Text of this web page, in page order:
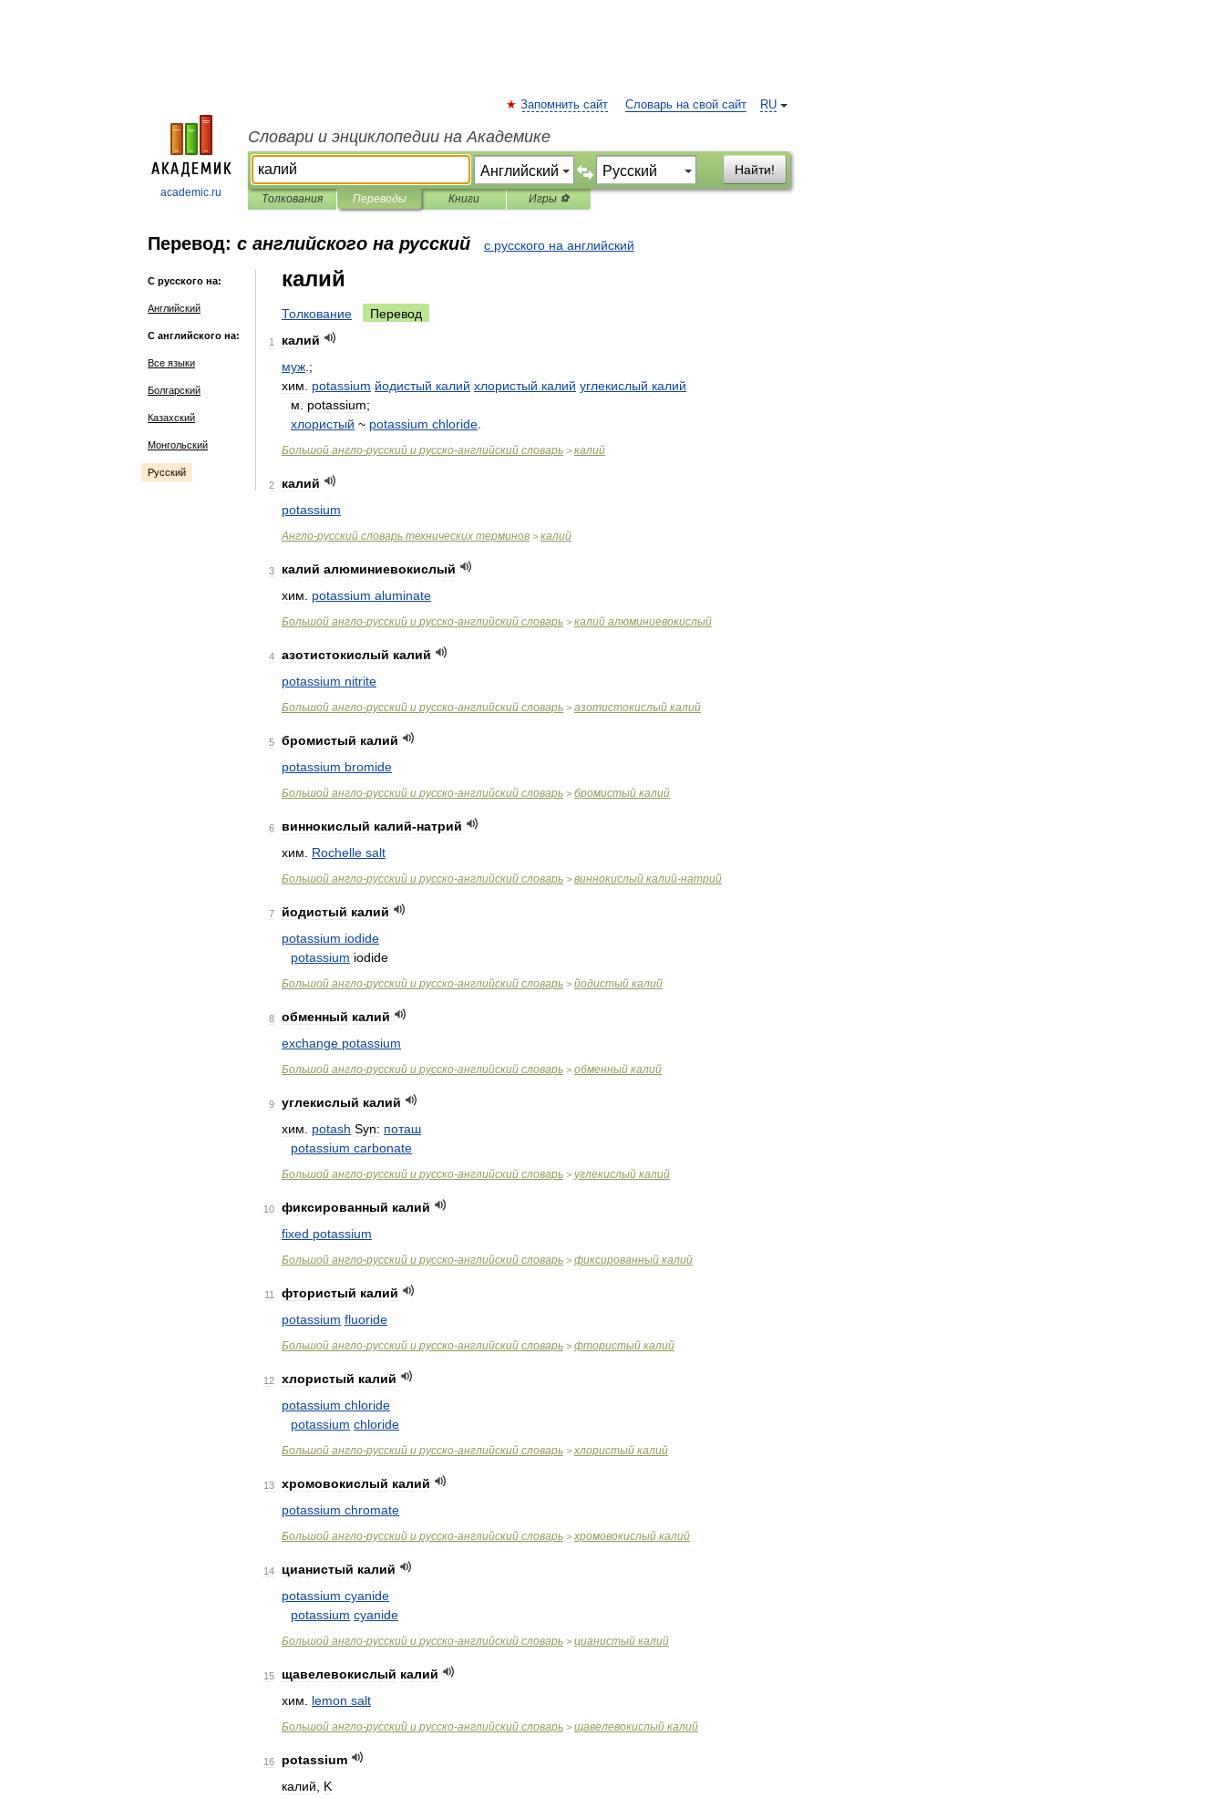
academic.ru
RU
Запомнить сайт Словарь на свой сайт
Словари и энциклопедии на Академике
Найти!
Толкования Переводы Книги Игры ⚽
Перевод: с английского на русский с русского на английский
С русского на:
Английский
С английского на:
Все языки
Болгарский
Казахский
Монгольский
Русский
калий
Толкование Перевод
1
калий
муж .;
хим
potassium йодистый калий хлористый калий углекислый калий
м
potassium;
хлористый ~ potassium chloride
Большой англо-русский и русско-английский словарь > калий
2
калий
potassium
Англо-русский словарь технических терминов > калий
3 калий алюминиевокислый
хим
potassium aluminate
Большой англо-русский и русско-английский словарь > калий алюминиевокислый
4 азотистокислый калий
potassium nitrite
Большой англо-русский и русско-английский словарь > азотистокислый калий
5 бромистый калий
potassium bromide
Большой англо-русский и русско-английский словарь > бромистый калий
6 виннокислый калий-натрий
хим
Rochelle salt
Большой англо-русский и русско-английский словарь > виннокислый калий-натрий
7 йодистый калий
potassium iodide
potassium iodide
Большой англо-русский и русско-английский словарь > йодистый калий
8 обменный калий
exchange potassium
Большой англо-русский и русско-английский словарь > обменный калий
9 углекислый калий
хим
potash Syn: поташ
potassium carbonate
Большой англо-русский и русско-английский словарь > углекислый калий
10 фиксированный калий
fixed potassium
Большой англо-русский и русско-английский словарь > фиксированный калий
11 фтористый калий
potassium fluoride
Большой англо-русский и русско-английский словарь > фтористый калий
12 хлористый калий
potassium chloride
potassium chloride
Большой англо-русский и русско-английский словарь > хлористый калий
13 хромовокислый калий
potassium chromate
Большой англо-русский и русско-английский словарь > хромовокислый калий
14 цианистый калий
potassium cyanide
potassium cyanide
Большой англо-русский и русско-английский словарь > цианистый калий
15 щавелевокислый калий
хим
lemon salt
Большой англо-русский и русско-английский словарь > щавелевокислый калий
16
potassium
калий
K